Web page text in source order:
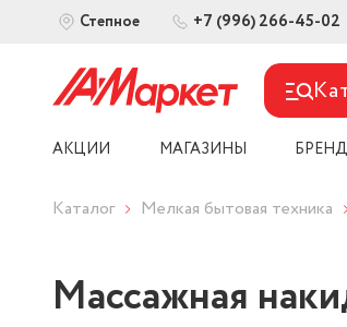
Степное +7 (996) 266-45-02
АКЦИИ МАГАЗИНЫ
Каталог Мелкая бытовая техника
Массажная